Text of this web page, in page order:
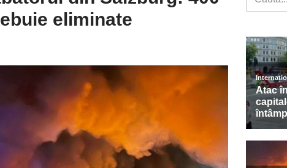
eliminate